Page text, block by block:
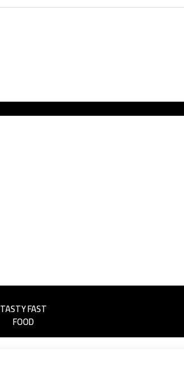
Easyorders